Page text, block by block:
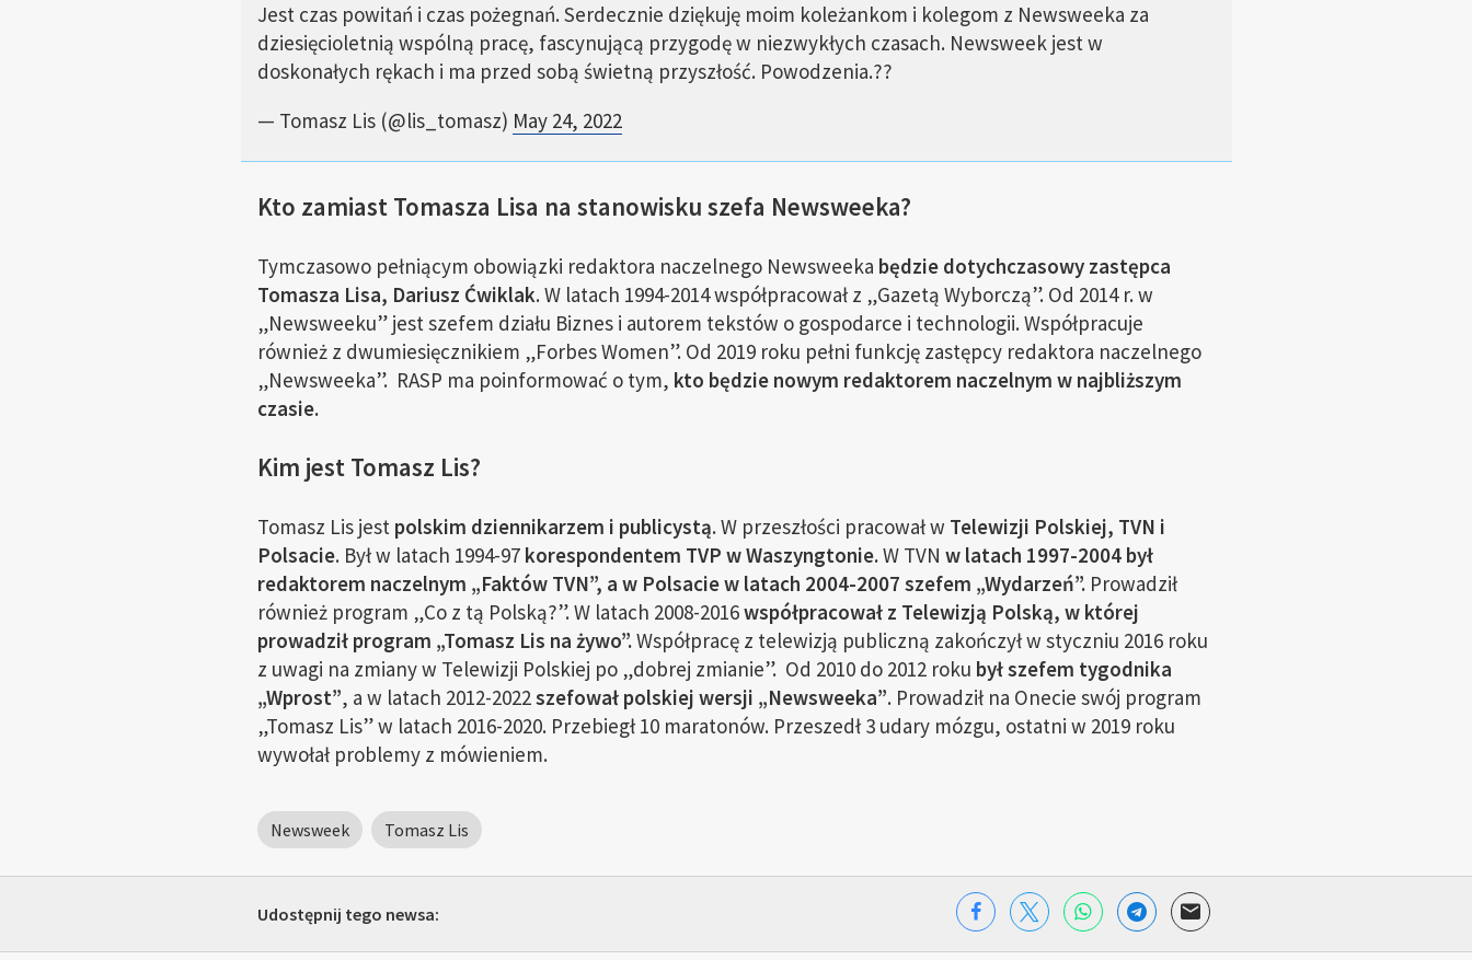
Jest czas powitań i czas pożegnań. Serdecznie dziękuję moim koleżankom i kolegom z Newsweeka za
dziesięcioletnią wspólną pracę, fascynującą przygodę w niezwykłych czasach. Newsweek jest w
doskonałych rękach i ma przed sobą świetną przyszłość. Powodzenia.??
— Tomasz Lis (@lis_tomasz) May 24, 2022
Kto zamiast Tomasza Lisa na stanowisku szefa Newsweeka?
Tymczasowo pełniącym obowiązki redaktora naczelnego Newsweeka będzie dotychczasowy zastępca
Tomasza Lisa, Dariusz Ćwiklak. W latach 1994-2014 współpracował z „Gazetą Wyborczą”. Od 2014 r. w
„Newsweeku” jest szefem działu Biznes i autorem tekstów o gospodarce i technologii. Współpracuje
również z dwumiesięcznikiem „Forbes Women”. Od 2019 roku pełni funkcję zastępcy redaktora naczelnego
„Newsweeka”. RASP ma poinformować o tym, kto będzie nowym redaktorem naczelnym w najbliższym
czasie.
Kim jest Tomasz Lis?
Tomasz Lis jest polskim dziennikarzem i publicystą. W przeszłości pracował w Telewizji Polskiej, TVN i
Polsacie. Był w latach 1994-97 korespondentem TVP w Waszyngtonie.W TVN w latach 1997-2004 był
redaktorem naczelnym „Faktów TVN”, a w Polsacie w latach 2004-2007 szefem „Wydarzeń”.Prowadził
również program „Co z tą Polską?”. W latach 2008-2016współpracował z Telewizją Polską, w której
prowadził program „Tomasz Lis na żywo”.Współpracę z telewizją publiczną zakończył w styczniu 2016 roku
z uwagi na zmiany w Telewizji Polskiej po „dobrej zmianie”. Od 2010 do 2012 roku był szefem tygodnika
„Wprost”, a w latach 2012-2022szefował polskiej wersji „Newsweeka”. Prowadził na Onecie swój program
„Tomasz Lis” w latach 2016-2020. Przebiegł 10 maratonów. Przeszedł 3 udary mózgu, ostatni w 2019 roku
wywołał problemy z mówieniem.
Newsweek Tomasz Lis
Udostępnij tego newsa: